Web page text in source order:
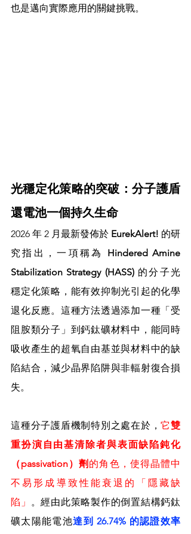
也是邁向實際應用的關鍵挑戰。
光穩定化策略的突破：分子護盾
還電池一個持久生命
2026 年 2 月最新發佈於 EurekAlert! 的研
究指出，一項稱為 Hindered Amine
Stabilization Strategy (HASS) 的分子光
穩定化策略，能有效抑制光引起的化學
退化反應。這種方法透過添加一種「受
阻胺類分子」到鈣鈦礦材料中，能同時
吸收產生的超氧自由基並與材料中的缺
陷結合，減少晶界陷阱與非輻射復合損
失。
這種分子護盾機制特別之處在於，它雙
重扮演自由基清除者與表面缺陷鈍化
（passivation）劑 的角色，使得晶體中
不易形成導致性能衰退的「隱藏缺
陷」 。經由此策略製作的倒置結構鈣鈦
礦太陽能電池達到 26.74% 的認證效率